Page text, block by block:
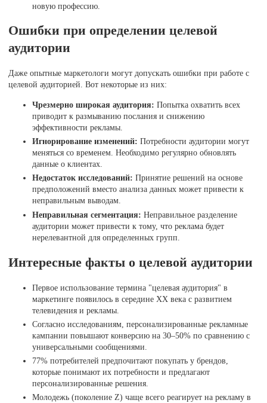
новую профессию.
Ошибки при определении целевой
аудитории
Даже опытные маркетологи могут допускать ошибки при работе с
целевой аудиторией. Вот некоторые из них:
Чрезмерно широкая аудитория: Попытка охватить всех
приводит к размыванию послания и снижению
эффективности рекламы.
Игнорирование изменений: Потребности аудитории могут
меняться со временем. Необходимо регулярно обновлять
данные о клиентах.
Недостаток исследований: Принятие решений на основе
предположений вместо анализа данных может привести к
неправильным выводам.
Неправильная сегментация: Неправильное разделение
аудитории может привести к тому, что реклама будет
нерелевантной для определенных групп.
Интересные факты о целевой аудитории
Первое использование термина "целевая аудитория" в
маркетинге появилось в середине XX века с развитием
телевидения и рекламы.
Согласно исследованиям, персонализированные рекламные
кампании повышают конверсию на 30–50% по сравнению с
универсальными сообщениями.
77% потребителей предпочитают покупать у брендов,
которые понимают их потребности и предлагают
персонализированные решения.
Молодежь (поколение Z) чаще всего реагирует на рекламу в